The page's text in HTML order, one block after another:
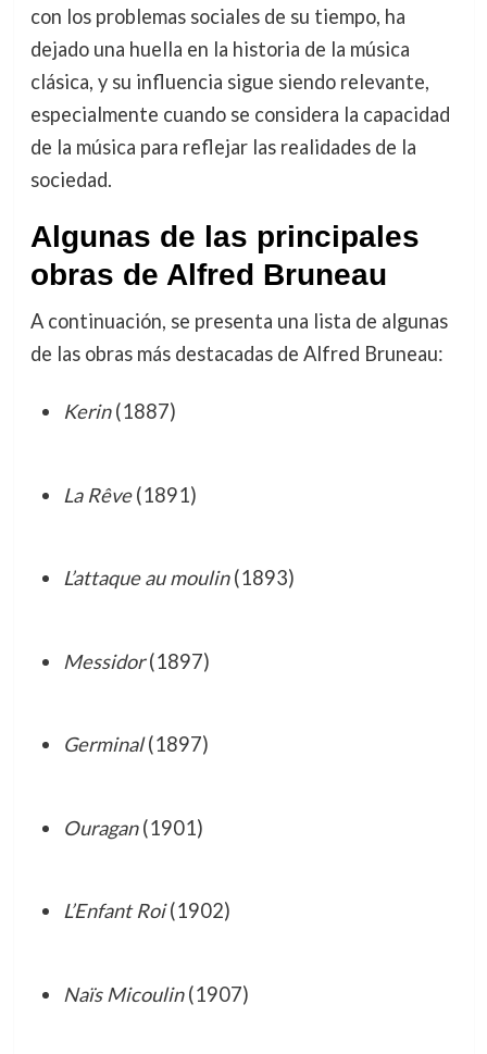
con los problemas sociales de su tiempo, ha
dejado una huella en la historia de la música
clásica, y su influencia sigue siendo relevante,
especialmente cuando se considera la capacidad
de la música para reflejar las realidades de la
sociedad.
Algunas de las principales
obras de Alfred Bruneau
A continuación, se presenta una lista de algunas
de las obras más destacadas de Alfred Bruneau:
Kerin(1887)
La Rêve(1891)
L’attaque au moulin(1893)
Messidor(1897)
Germinal(1897)
Ouragan(1901)
L’Enfant Roi(1902)
Naïs Micoulin(1907)